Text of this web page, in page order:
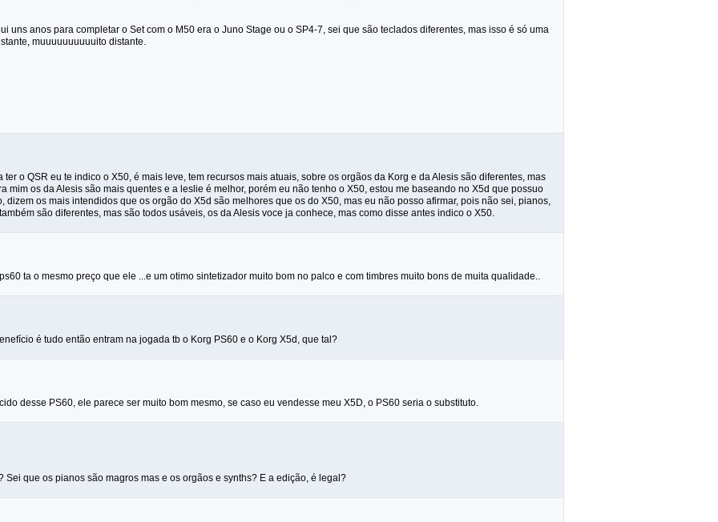
uns anos para completar o Set com o M50 era o Juno Stage ou o SP4-7, sei que são teclados diferentes, mas isso é só uma
muuuuuuuuuuito distante.
ter o QSR eu te indico o X50, é mais leve, tem recursos mais atuais, sobre os orgãos da Korg e da Alesis são diferentes, mas
mim os da Alesis são mais quentes e a leslie é melhor, porém eu não tenho o X50, estou me baseando no X5d que possuo
dizem os mais intendidos que os orgão do X5d são melhores que os do X50, mas eu não posso afirmar, pois não sei, pianos,
são diferentes, mas são todos usáveis, os da Alesis voce ja conhece, mas como disse antes indico o X50.
ta o mesmo preço que ele ...e um otimo sintetizador muito bom no palco e com timbres muito bons de muita qualidade..
é tudo então entram na jogada tb o Korg PS60 e o Korg X5d, que tal?
desse PS60, ele parece ser muito bom mesmo, se caso eu vendesse meu X5D, o PS60 seria o substituto.
Sei que os pianos são magros mas e os orgãos e synths? E a edição, é legal?